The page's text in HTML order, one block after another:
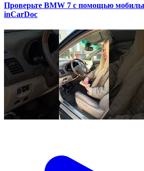
Проверьте BMW 7 с помощью
inCarDoc